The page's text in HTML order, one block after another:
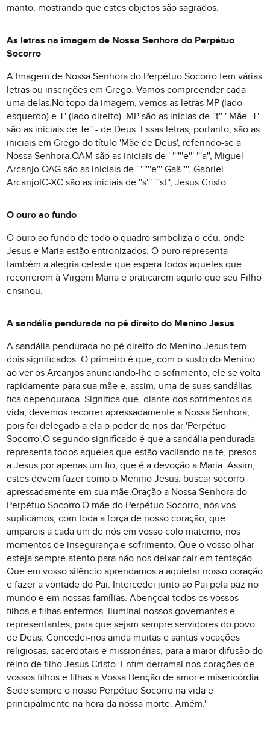
manto, mostrando que estes objetos são sagrados.
As letras na imagem de Nossa Senhora do Perpétuo
Socorro
A Imagem de Nossa Senhora do Perpétuo Socorro tem várias
letras ou inscrições em Grego. Vamos compreender cada
uma delas.No topo da imagem, vemos as letras MP (lado
esquerdo) e T' (lado direito). MP são as inicias de ''t'' ' Mãe. T'
são as iniciais de Te'' - de Deus. Essas letras, portanto, são as
iniciais em Grego do título 'Mãe de Deus', referindo-se a
Nossa Senhora.OAM são as iniciais de ' ''''''e''' '''a'', Miguel
Arcanjo.OAG são as iniciais de ' ''''''e''' Gaß'''', Gabriel
ArcanjoIC-XC são as iniciais de ''s''' '''st'', Jesus Cristo
O ouro ao fundo
O ouro ao fundo de todo o quadro simboliza o céu, onde
Jesus e Maria estão entronizados. O ouro representa
também a alegria celeste que espera todos aqueles que
recorrerem à Virgem Maria e praticarem aquilo que seu Filho
ensinou.
A sandália pendurada no pé direito do Menino Jesus
A sandália pendurada no pé direito do Menino Jesus tem
dois significados. O primeiro é que, com o susto do Menino
ao ver os Arcanjos anunciando-lhe o sofrimento, ele se volta
rapidamente para sua mãe e, assim, uma de suas sandálias
fica dependurada. Significa que, diante dos sofrimentos da
vida, devemos recorrer apressadamente a Nossa Senhora,
pois foi delegado a ela o poder de nos dar 'Perpétuo
Socorro'.O segundo significado é que a sandália pendurada
representa todos aqueles que estão vacilando na fé, presos
a Jesus por apenas um fio, que é a devoção a Maria. Assim,
estes devem fazer como o Menino Jesus: buscar socorro
apressadamente em sua mãe.Oração a Nossa Senhora do
Perpétuo Socorro'Ó mãe do Perpétuo Socorro, nós vos
suplicamos, com toda a força de nosso coração, que
ampareis a cada um de nós em vosso colo materno, nos
momentos de insegurança e sofrimento. Que o vosso olhar
esteja sempre atento para não nos deixar cair em tentação.
Que em vosso silêncio aprendamos a aquietar nosso coração
e fazer a vontade do Pai. Intercedei junto ao Pai pela paz no
mundo e em nossas famílias. Abençoai todos os vossos
filhos e filhas enfermos. Iluminai nossos governantes e
representantes, para que sejam sempre servidores do povo
de Deus. Concedei-nos ainda muitas e santas vocações
religiosas, sacerdotais e missionárias, para a maior difusão do
reino de filho Jesus Cristo. Enfim derramai nos corações de
vossos filhos e filhas a Vossa Benção de amor e misericórdia.
Sede sempre o nosso Perpétuo Socorro na vida e
principalmente na hora da nossa morte. Amém.'